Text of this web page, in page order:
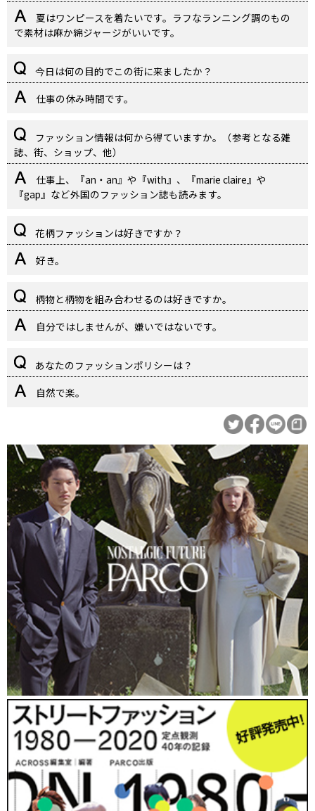
夏はワンピースを着たいです。ラフなランニング調のもの
で素材は麻か綿ジャージがいいです。
今日は何の目的でこの街に来ましたか？
仕事の休み時間です。
ファッション情報は何から得ていますか。（参考となる雑
誌、街、ショップ、他）
仕事上、『an・an』や『with』、『marie claire』や
『gap』など外国のファッション誌も読みます。
花柄ファッションは好きですか？
好き。
柄物と柄物を組み合わせるのは好きですか。
自分ではしませんが、嫌いではないです。
あなたのファッションポリシーは？
自然で楽。